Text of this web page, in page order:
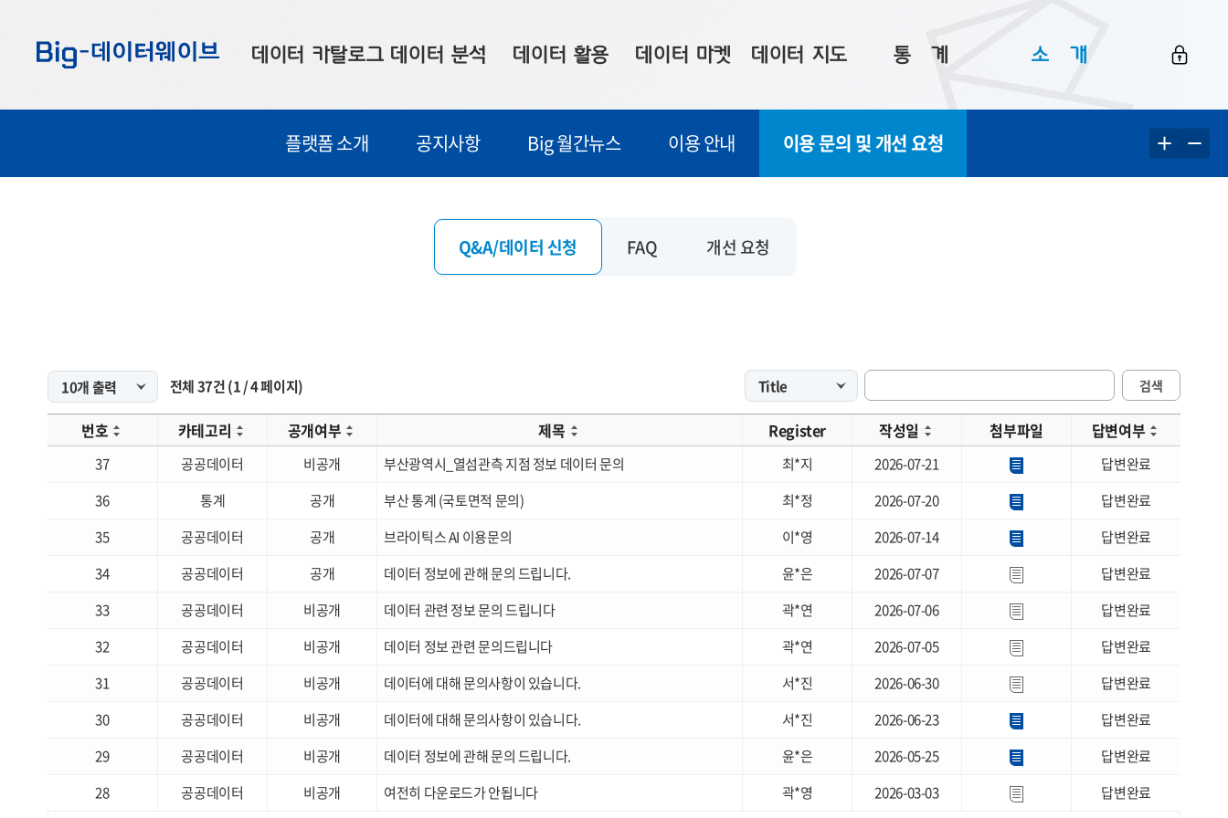
기
기
기
데이터 카탈로그
부산데이터
데이터 분석
우수사례
데이터 활용
시각화 서비스
데이터 마켓
맞춤형 의뢰
참여 기업 홍보
데이터 지도
데이터 현황
통ㅤ계
통계로 보는 부산
소ㅤ개
플랫폼 소개 공지사항 Big 월간뉴스 이용 안내 이용 문의 및 개선 요청
Q&A/데이터 신청 FAQ 개선 요청
전체37건(1/4페이지) 검색
번호 카테고리 공개여부 제목 Register 작성일 첨부파일 답변여부
37 공공데이터 비공개 부산광역시_열섬관측 지점 정보 데이터 문의 최*지 2026-07-21
답변완료
36
통계 공개 부산 통계 (국토면적 문의) 최*정 2026-07-20
답변완료
35
공공데이터 공개 브라이틱스 AI 이용문의 이*영 2026-07-14
답변완료
34
공공데이터 공개 데이터 정보에 관해 문의 드립니다. 윤*은 2026-07-07
답변완료
33
공공데이터 비공개 데이터 관련 정보 문의 드립니다 곽*연 2026-07-06
답변완료
32
공공데이터 비공개 데이터 정보 관련 문의드립니다 곽*연 2026-07-05
답변완료
31
공공데이터 비공개 데이터에 대해 문의사항이 있습니다. 서*진 2026-06-30
답변완료
30
공공데이터 비공개 데이터에 대해 문의사항이 있습니다. 서*진 2026-06-23
답변완료
29
공공데이터 비공개 데이터 정보에 관해 문의 드립니다. 윤*은 2026-05-25
답변완료
28
공공데이터 비공개 여전히 다운로드가 안됩니다 곽*영 2026-03-03 답변완료